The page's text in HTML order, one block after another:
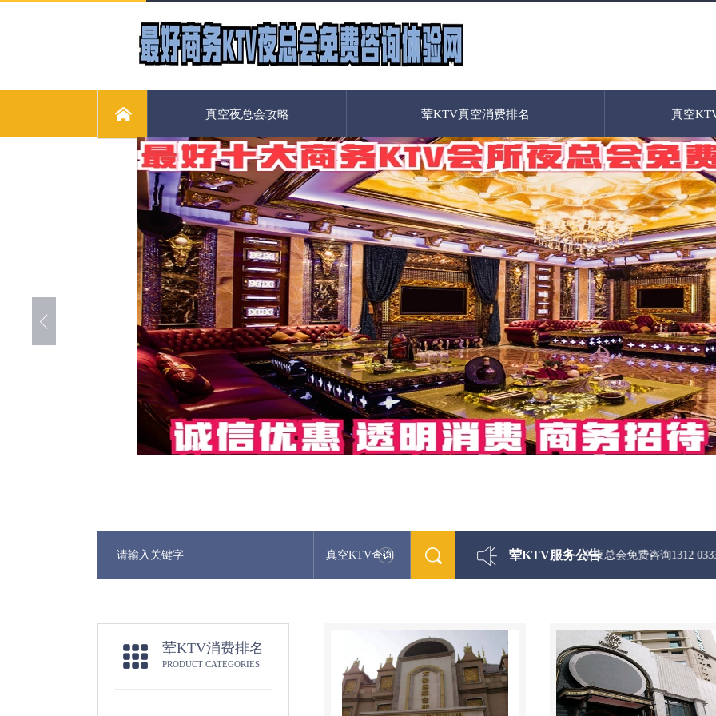
真空夜总会攻略 荤KTV真空消费排名 真空
真空KTV查询 荤KTV服务公告
最新荤KTV真空夜总会免费咨询1312 0333301微信同
荤KTV消费排名
PRODUCT CATEGORIES